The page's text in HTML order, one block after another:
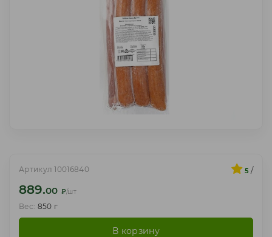
Артикул 10016840 5 /
889.00 ₽/шт
Вес: 850 г
В корзину